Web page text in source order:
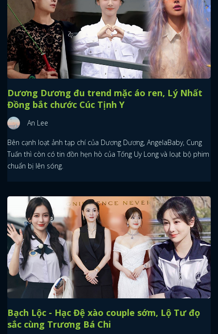
Dương Dương đu trend mặc áo ren, Lý Nhất
Đồng bắt chước Cúc Tịnh Y
An Lee
Bên cạnh loạt ảnh tạp chí của Dương Dương, AngelaBaby, Cung
Tuấn thì còn có tin đồn hẹn hò của Tống Uy Long và loạt bộ phim
chuẩn bị lên sóng.
Bạch Lộc - Hạc Đệ xào couple sớm, Lộ Tư đọ
sắc cùng Trương Bá Chi